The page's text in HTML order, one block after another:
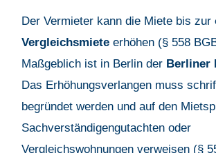
Der Vermieter kann die Miete bis zur
Vergleichsmiete erhöhen (§ 558
Maßgeblich ist in Berlin der Berliner
Das Erhöhungsverlangen muss
begründet werden und auf den
Sachverständigengutachten oder
Vergleichswohnungen verweisen (§